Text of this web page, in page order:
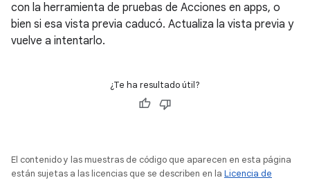
con la herramienta de pruebas de Acciones en apps, o
bien si esa vista previa caducó. Actualiza la vista previa y
vuelve a intentarlo.
¿Te ha resultado útil?
El contenido y las muestras de código que aparecen en esta página
están sujetas a las licencias que se describen en la Licencia de